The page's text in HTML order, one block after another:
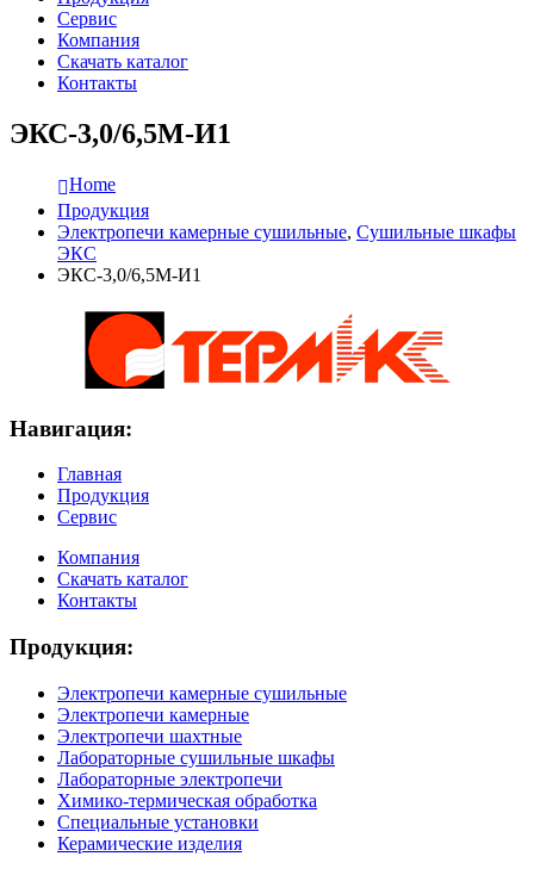
Сервис
Компания
Скачать каталог
Контакты
ЭКС-3,0/6,5М-И1
Home
Продукция
Электропечи камерные сушильные, Сушильные шкафы
ЭКС
ЭКС-3,0/6,5М-И1
Навигация:
Главная
Продукция
Сервис
Компания
Скачать каталог
Контакты
Продукция:
Электропечи камерные сушильные
Электропечи камерные
Электропечи шахтные
Лабораторные сушильные шкафы
Лабораторные электропечи
Химико-термическая обработка
Специальные установки
Керамические изделия